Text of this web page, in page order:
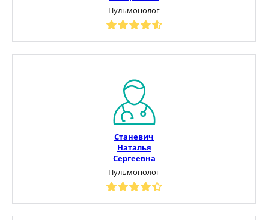
Пульмонолог
Станевич
Наталья
Сергеевна
Пульмонолог